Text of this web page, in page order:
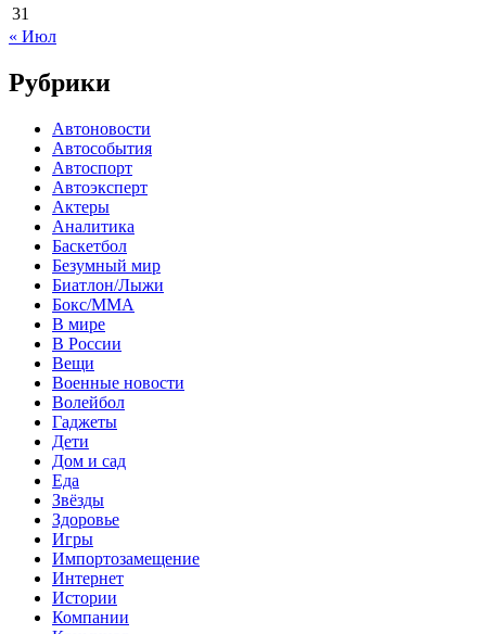
31
« Июл
Рубрики
Автоновости
Автособытия
Автоспорт
Автоэксперт
Актеры
Аналитика
Баскетбол
Безумный мир
Биатлон/Лыжи
Бокс/MMA
В мире
В России
Вещи
Военные новости
Волейбол
Гаджеты
Дети
Дом и сад
Еда
Звёзды
Здоровье
Игры
Импортозамещение
Интернет
Истории
Компании